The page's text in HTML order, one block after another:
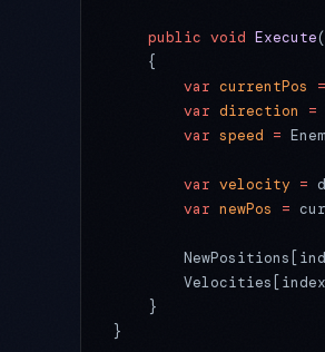
    public
void Execute(
    {
        var
currentPos =
        var
direction =
        var
speed =
        var
velocity =
        var
newPos =
    }
}